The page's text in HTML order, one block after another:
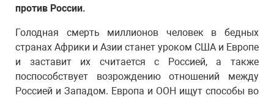
против России.
Голодная смерть миллионов человек в бедных
странах Африки и Азии станет уроком США и Европе
и заставит их считается с Россией, а также
поспособствует возрождению отношений между
Россией и Западом. Европа и ООН ищут способы во